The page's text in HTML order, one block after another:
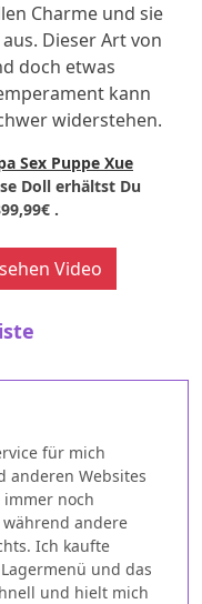
Charme und sie
Dieser Art von
doch etwas
kann
widerstehen.
Sex Puppe Xue
Doll erhältst Du
.
Video
für mich
anderen Websites
immer noch
andere
Ich kaufte
und das
und hielt mich